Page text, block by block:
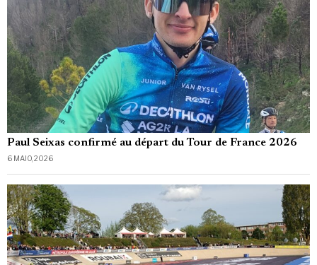
Paul Seixas confirmé au départ du Tour de France 2026
6 MAIO, 2026